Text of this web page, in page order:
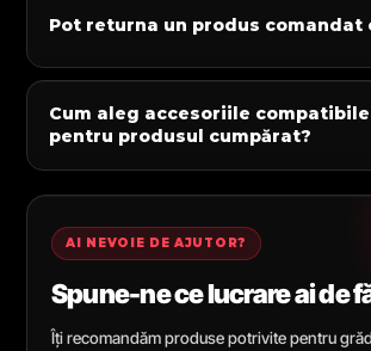
Pot returna un produs comandat
Cum aleg accesoriile compatibile
pentru produsul cumpărat?
AI NEVOIE DE AJUTOR?
Spune-ne ce lucrare ai de
Îți recomandăm produse potrivite pentru